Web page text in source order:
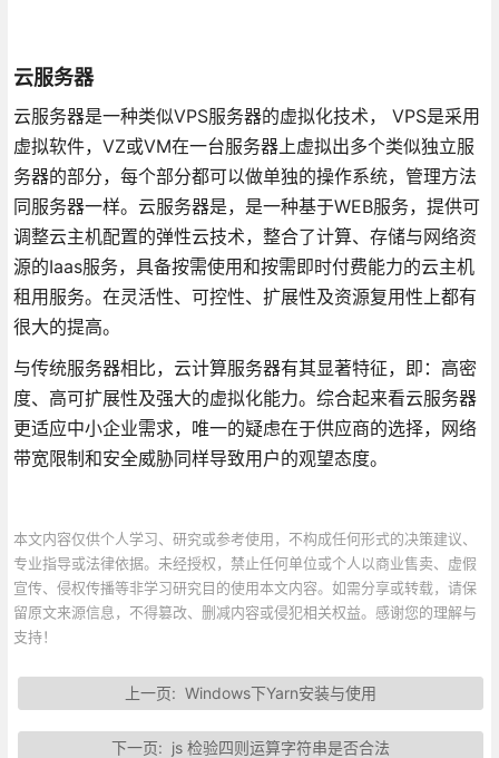
云服务器
云服务器是一种类似VPS服务器的虚拟化技术， VPS是采用
虚拟软件，VZ或VM在一台服务器上虚拟出多个类似独立服
务器的部分，每个部分都可以做单独的操作系统，管理方法
同服务器一样。云服务器是，是一种基于WEB服务，提供可
调整云主机配置的弹性云技术，整合了计算、存储与网络资
源的Iaas服务，具备按需使用和按需即时付费能力的云主机
租用服务。在灵活性、可控性、扩展性及资源复用性上都有
很大的提高。
与传统服务器相比，云计算服务器有其显著特征，即：高密
度、高可扩展性及强大的虚拟化能力。综合起来看云服务器
更适应中小企业需求，唯一的疑虑在于供应商的选择，网络
带宽限制和安全威胁同样导致用户的观望态度。
本文内容仅供个人学习、研究或参考使用，不构成任何形式的决策建议、
专业指导或法律依据。未经授权，禁止任何单位或个人以商业售卖、虚假
宣传、侵权传播等非学习研究目的使用本文内容。如需分享或转载，请保
留原文来源信息，不得篡改、删减内容或侵犯相关权益。感谢您的理解与
支持！
上一页: Windows下Yarn安装与使用
下一页: js 检验四则运算字符串是否合法